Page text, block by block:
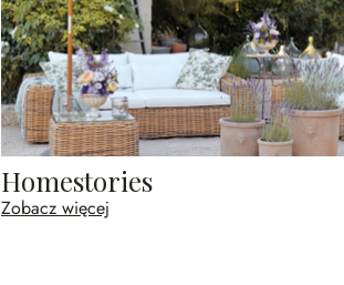
Homestories
Zobacz więcej